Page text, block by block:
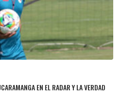
EN EL RADAR Y LA VERDAD